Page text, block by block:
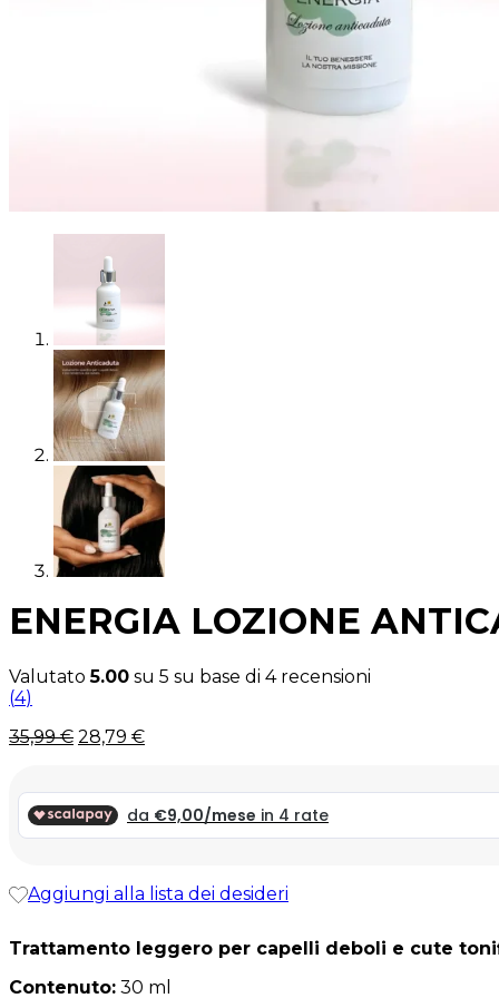
ENERGIA LOZIONE
Valutato5.00 su 5 su base di 4recensioni
(4)
Il
era:
35,99 €.
35,99€Il
è:
35,99 €.
28,79 €
Aggiungi alla lista dei desideri
Trattamento leggero per capelli deboli e cute
Contenuto: 30 ml